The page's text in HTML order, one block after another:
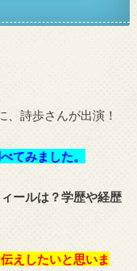
、詩歩さんが出演！
てみました。
ールは？学歴や経歴
えしたいと思いま